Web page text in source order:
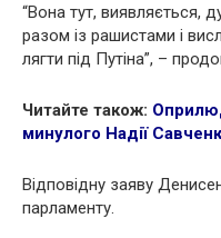
“Вона тут, виявляється,
разом із рашистами і
лягти під Путіна”, –
Читайте також:
минулого Надії
Відповідну заяву
парламенту.